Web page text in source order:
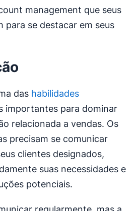
management que seus
para se destacar em seus
das habilidades
importantes para dominar
relacionada a vendas. Os
precisam se comunicar
clientes designados,
suas necessidades e
potenciais.